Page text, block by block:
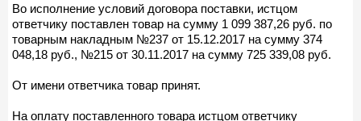
Во исполнение условий договора поставки, истцом
ответчику поставлен товар на сумму 1 099 387,26 руб. по
товарным накладным №237 от 15.12.2017 на сумму 374
048,18 руб., №215 от 30.11.2017 на сумму 725 339,08 руб.
От имени ответчика товар принят.
На оплату поставленного товара истцом ответчику